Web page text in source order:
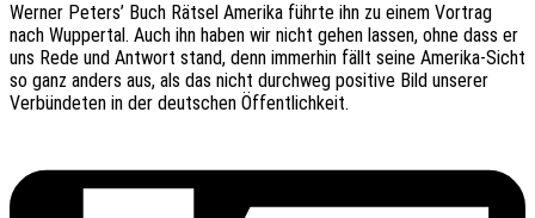
Werner Peters’ Buch Rätsel Ameri­ka führte ihn zu einem Vortrag
nach Wupper­tal. Auch ihn haben wir nicht gehen lassen, ohne dass er
uns Rede und Antwort stand, denn immer­hin fällt seine Ameri­­ka-Sicht
so ganz anders aus, als das nicht durch­weg posi­ti­ve Bild unse­rer
Verbün­de­ten in der deut­schen Öffentlichkeit.